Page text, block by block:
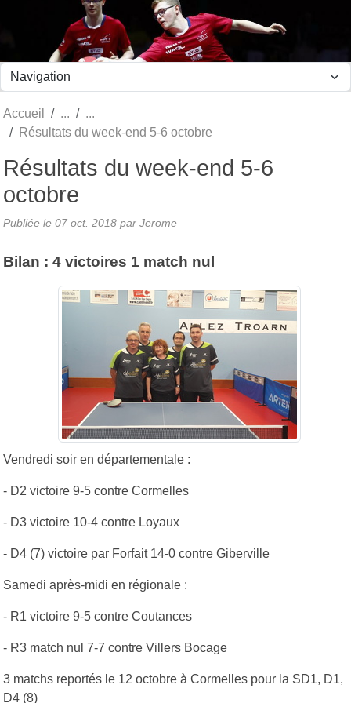
Accueil
Résultats du week-end 5-6 octobre
Résultats du week-end 5-6
octobre
Publiée le 07 oct. 2018 par Jerome
Bilan : 4 victoires 1 match nul
Vendredi soir en départementale :
- D2 victoire 9-5 contre Cormelles
- D3 victoire 10-4 contre Loyaux
- D4 (7) victoire par Forfait 14-0 contre Giberville
Samedi après-midi en régionale :
- R1 victoire 9-5 contre Coutances
- R3 match nul 7-7 contre Villers Bocage
3 matchs reportés le 12 octobre à Cormelles pour la SD1, D1,
D4 (8)
Panneau de gestion des cookies